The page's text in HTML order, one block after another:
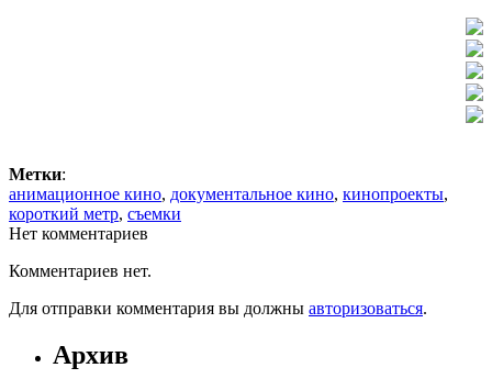
Метки:
анимационное кино, документальное кино, кинопроекты,
короткий метр, съемки
Нет комментариев
Комментариев нет.
Для отправки комментария вы должны авторизоваться.
Архив